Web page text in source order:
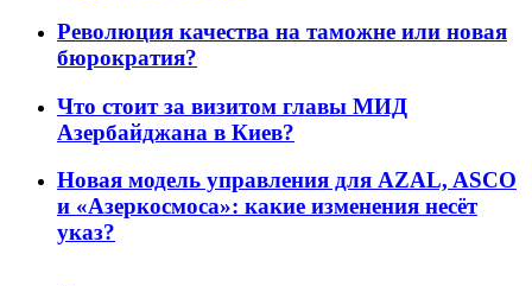
Революция качества на таможне или новая
бюрократия?
Что стоит за визитом главы МИД
Азербайджана в Киев?
Новая модель управления для AZAL, ASCO
и «Азеркосмоса»: какие изменения несёт
указ?